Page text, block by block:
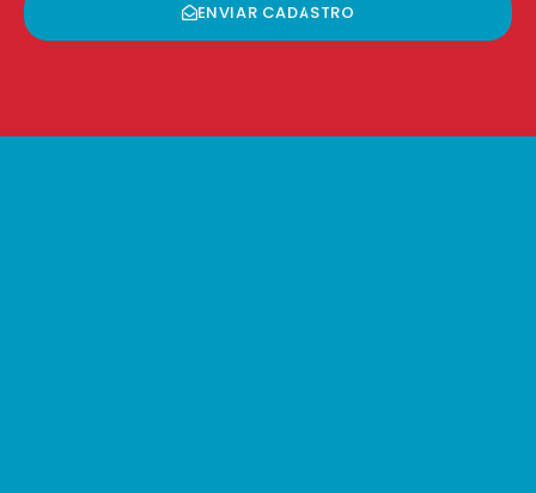
ENVIAR CADASTRO